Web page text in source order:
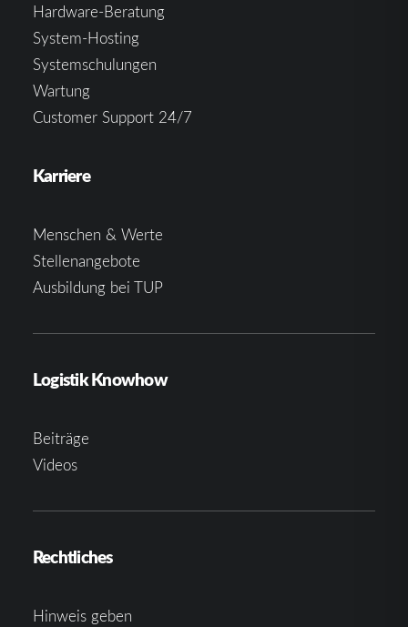
Hardware-Beratung
System-Hosting
Systemschulungen
Wartung
Customer Support 24/7
Karriere
Menschen & Werte
Stellenangebote
Ausbildung bei TUP
Logistik Knowhow
Beiträge
Videos
Rechtliches
Hinweis geben